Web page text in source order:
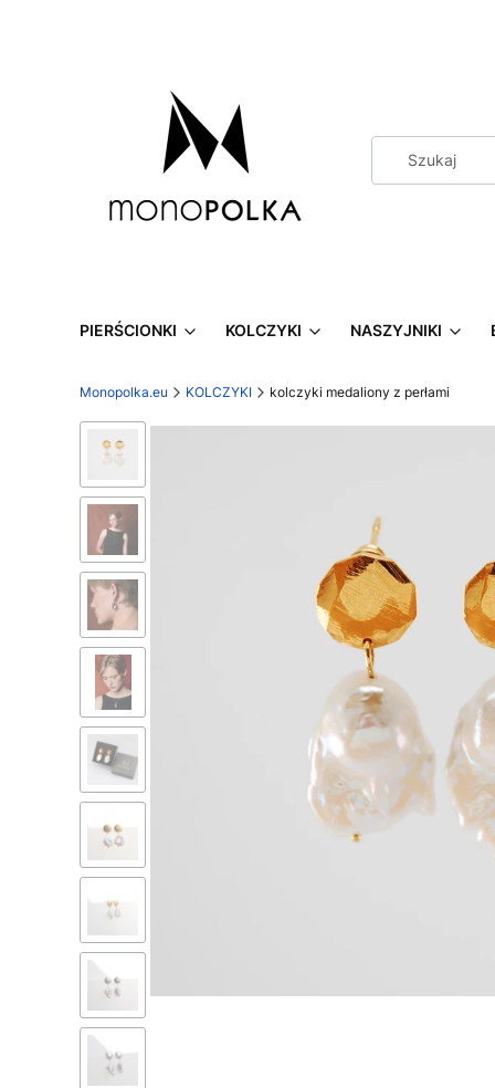
PIERŚCIONKI KOLCZYKI NASZYJNIKI
Monopolka.eu KOLCZYKI kolczyki medaliony z perłami